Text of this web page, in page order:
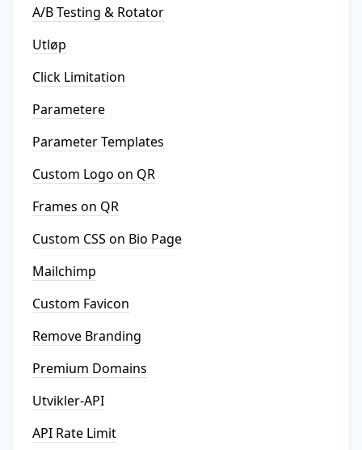
A/B Testing & Rotator
Utløp
Click Limitation
Parametere
Parameter Templates
Custom Logo on QR
Frames on QR
Custom CSS on Bio Page
Mailchimp
Custom Favicon
Remove Branding
Premium Domains
Utvikler-API
API Rate Limit